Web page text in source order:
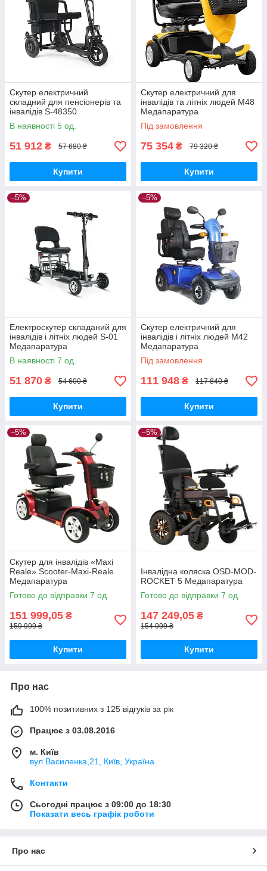
Скутер електричний
складний для пенсіонерів та
інвалідів S-48350
Медапаратура
В наявності 5 од.
51 912 ₴ 57 680 ₴
Купити
Скутер електричний для
інвалідів та літніх людей M48
Медапаратура
Під замовлення
75 354 ₴ 79 320 ₴
Купити
–5%
Електроскутер складаний для
інвалідів і літніх людей S-01
Медапаратура
В наявності 7 од.
51 870 ₴ 54 600 ₴
Купити
–5%
Скутер електричний для
інвалідів і літніх людей М42
Медапаратура
Під замовлення
111 948 ₴ 117 840 ₴
Купити
–5%
Скутер для інвалідів «Maxi
Reale» Scooter-Maxi-Reale
Медапаратура
Готово до відправки 7 од.
151 999,05 ₴
159 999 ₴
Купити
–5%
Інвалідна коляска OSD-MOD-
ROCKET 5 Медапаратура
Готово до відправки 7 од.
147 249,05 ₴
154 999 ₴
Купити
Про нас
100% позитивних з 125 відгуків за рік
Працює з 03.08.2016
м. Київ
вул.Василенка,21, Київ, Україна
Контакти
Сьогодні працює з 09:00 до 18:30
Показати весь графік роботи
Про нас